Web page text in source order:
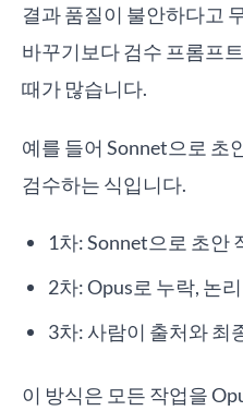
결과 품질이 불안하다고
바꾸기보다 검수 프롬프
때가 많습니다.
예를 들어 Sonnet으로 초
검수하는 식입니다.
1차: Sonnet으로 초안
2차: Opus로 누락, 논
3차: 사람이 출처와 최
이 방식은 모든 작업을